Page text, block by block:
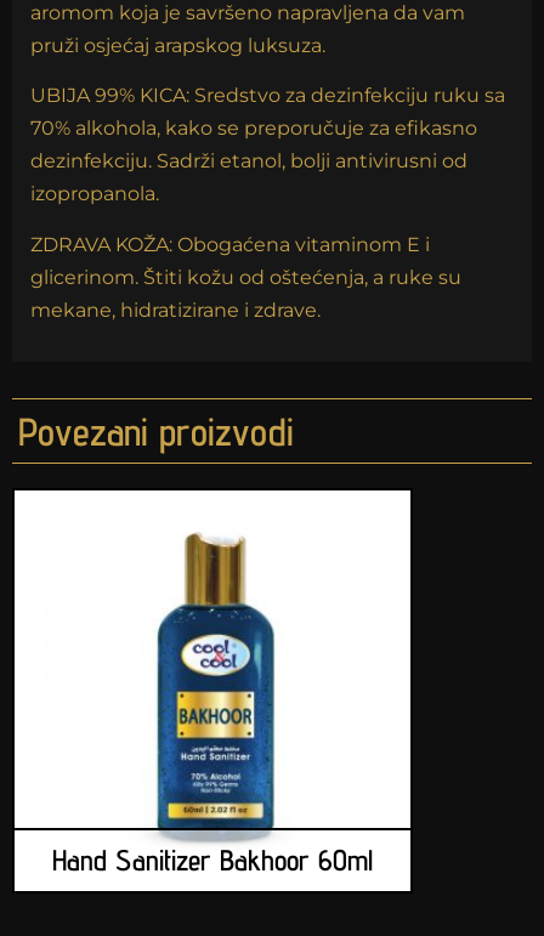
aromom koja je savršeno napravljena da vam
pruži osjećaj arapskog luksuza.
UBIJA 99% KICA: Sredstvo za dezinfekciju ruku sa
70% alkohola, kako se preporučuje za efikasno
dezinfekciju. Sadrži etanol, bolji antivirusni od
izopropanola.
ZDRAVA KOŽA: Obogaćena vitaminom E i
glicerinom. Štiti kožu od oštećenja, a ruke su
mekane, hidratizirane i zdrave.
Povezani proizvodi
Hand Sanitizer Bakhoor 60ml